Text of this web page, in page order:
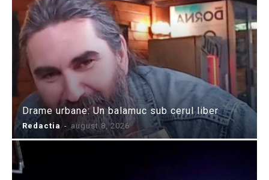
Drame urbane: Un balamuc sub cerul liber
Redactia - august 8, 2026